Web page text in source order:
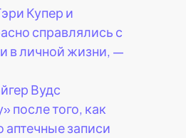
Купер и
справлялись с
в личной жизни, —
Вудс
после того, как
аптечные записи